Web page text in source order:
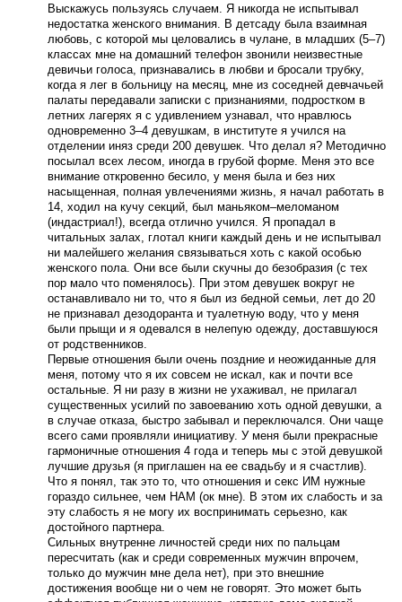
Выскажусь пользуясь случаем. Я никогда не испытывал
недостатка женского внимания. В детсаду была взаимная
любовь, с которой мы целовались в чулане, в младших (5–7)
классах мне на домашний телефон звонили неизвестные
девичьи голоса, признавались в любви и бросали трубку,
когда я лег в больницу на месяц, мне из соседней девчачьей
палаты передавали записки с признаниями, подростком в
летних лагерях я с удивлением узнавал, что нравлюсь
одновременно 3–4 девушкам, в институте я учился на
отделении иняз среди 200 девушек. Что делал я? Методично
посылал всех лесом, иногда в грубой форме. Меня это все
внимание откровенно бесило, у меня была и без них
насыщенная, полная увлечениями жизнь, я начал работать в
14, ходил на кучу секций, был маньяком–меломаном
(индастриал!), всегда отлично учился. Я пропадал в
читальных залах, глотал книги каждый день и не испытывал
ни малейшего желания связываться хоть с какой особью
женского пола. Они все были скучны до безобразия (с тех
пор мало что поменялось). При этом девушек вокруг не
останавливало ни то, что я был из бедной семьи, лет до 20
не признавал дезодоранта и туалетную воду, что у меня
были прыщи и я одевался в нелепую одежду, доставшуюся
от родственников.
Первые отношения были очень поздние и неожиданные для
меня, потому что я их совсем не искал, как и почти все
остальные. Я ни разу в жизни не ухаживал, не прилагал
существенных усилий по завоеванию хоть одной девушки, а
в случае отказа, быстро забывал и переключался. Они чаще
всего сами проявляли инициативу. У меня были прекрасные
гармоничные отношения 4 года и теперь мы с этой девушкой
лучшие друзья (я приглашен на ее свадьбу и я счастлив).
Что я понял, так это то, что отношения и секс ИМ нужные
гораздо сильнее, чем НАМ (ок мне). В этом их слабость и за
эту слабость я не могу их воспринимать серьезно, как
достойного партнера.
Сильных внутренне личностей среди них по пальцам
пересчитать (как и среди современных мужчин впрочем,
только до мужчин мне дела нет), при это внешние
достижения вообще ни о чем не говорят. Это может быть